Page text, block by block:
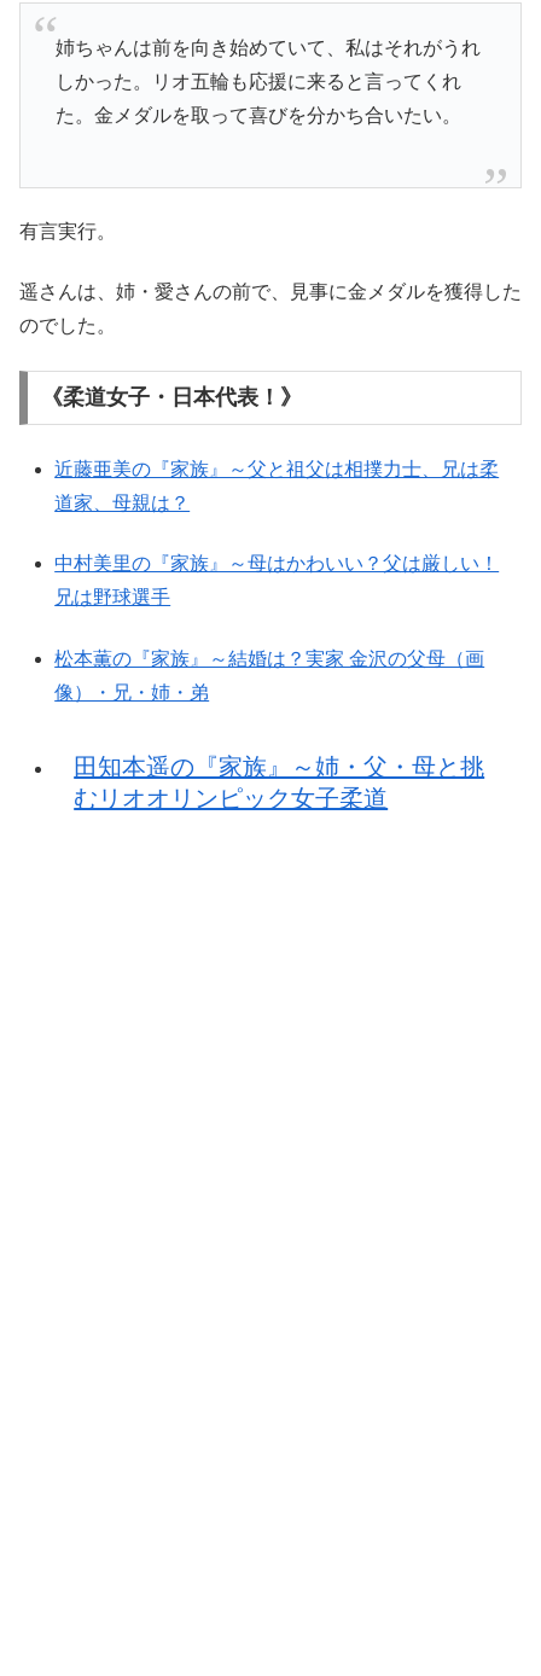
姉ちゃんは前を向き始めていて、私はそれがうれ
しかった。リオ五輪も応援に来ると言ってくれ
た。金メダルを取って喜びを分かち合いたい。
有言実行。
遥さんは、姉・愛さんの前で、見事に金メダルを獲得した
のでした。
《柔道女子・日本代表！》
近藤亜美の『家族』～父と祖父は相撲力士、兄は柔
道家、母親は？
中村美里の『家族』～母はかわいい？父は厳しい！
兄は野球選手
松本薫の『家族』～結婚は？実家 金沢の父母（画
像）・兄・姉・弟
田知本遥の『家族』～姉・父・母と挑
むリオオリンピック女子柔道